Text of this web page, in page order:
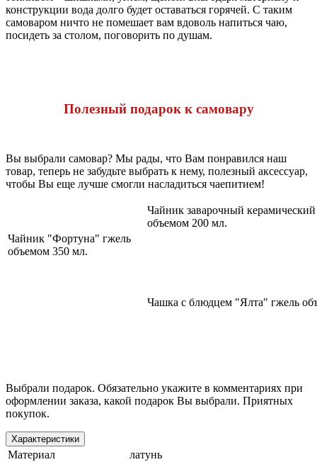
конструкции вода долго будет оставаться горячей. С таким
самоваром ничто не помешает вам вдоволь напиться чаю,
посидеть за столом, поговорить по душам.
Полезный подарок к самовару
Вы выбрали самовар? Мы рады, что Вам понравился наш
товар, теперь не забудьте выбрать к нему, полезный аксессуар,
чтобы Вы еще лучше смогли насладиться чаепитием!
Чайник заварочный
объемом 200 мл.
Чайник "Фортуна" гжель
объемом 350 мл.
Чашка с блюдцем "Ялта" гжель
Выбрали подарок. Обязательно укажите в комментариях при
оформлении заказа, какой подарок Вы выбрали. Приятных
покупок.
Характеристики
Материал
латунь